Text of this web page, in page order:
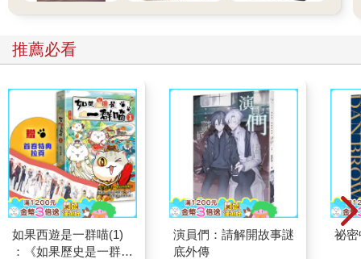
推薦必看
如果西遊是一群喵(1)
：《如果歷史是一群
演員們：請解開故事謎
底外傳
祕